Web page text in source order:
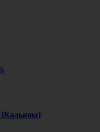
[Кальяны]